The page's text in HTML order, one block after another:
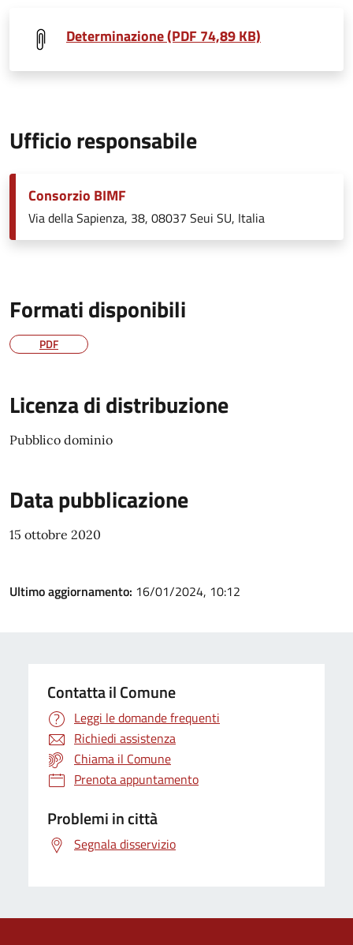
Determinazione (PDF 74,89 KB)
Ufficio responsabile
Consorzio BIMF
Via della Sapienza, 38, 08037 Seui SU, Italia
Formati disponibili
PDF
Licenza di distribuzione
Pubblico dominio
Data pubblicazione
15 ottobre 2020
Ultimo aggiornamento: 16/01/2024, 10:12
Contatta il Comune
Leggi le domande frequenti
Richiedi assistenza
Chiama il Comune
Prenota appuntamento
Problemi in città
Segnala disservizio